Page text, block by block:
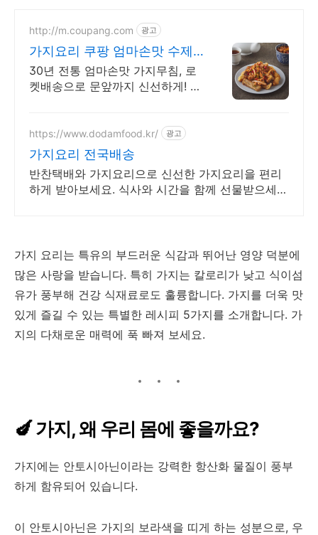
http://m.coupang.com 광고
가지요리 쿠팡 엄마손맛 수제
반찬
30년 전통 엄마손맛 가지무침, 로
켓배송으로 문앞까지 신선하게! 와
https://www.dodamfood.kr/ 광고
가지요리 전국배송
반찬택배와 가지요리으로 신선한 가지요리을 편리
하게 받아보세요. 식사와 시간을 함께 선물받으세
가지 요리는 특유의 부드러운 식감과 뛰어난 영양 덕분에
많은 사랑을 받습니다. 특히 가지는 칼로리가 낮고 식이섬
유가 풍부해 건강 식재료로도 훌륭합니다. 가지를 더욱 맛
있게 즐길 수 있는 특별한 레시피 5가지를 소개합니다. 가
지의 다채로운 매력에 푹 빠져 보세요.
🍆 가지, 왜 우리 몸에 좋을까요?
가지에는 안토시아닌이라는 강력한 항산화 물질이 풍부
하게 함유되어 있습니다.
이 안토시아닌은 가지의 보라색을 띠게 하는 성분으로, 우